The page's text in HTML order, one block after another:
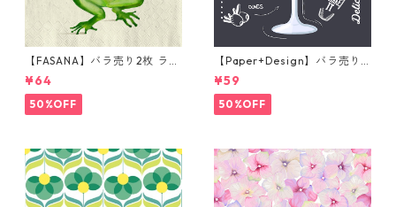
【FASANA】バラ売り2枚 ラン
チサイズ ペーパーナプキン Fr
og prince ナチュラル
¥64
50%OFF
【Paper+Design】バラ売り2
枚 カクテルサイズ ペーパーナ
プキン Martini ブラック
¥59
50%OFF